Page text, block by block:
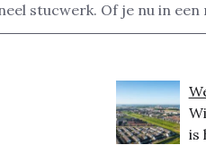
stucwerk. Of je nu in
is